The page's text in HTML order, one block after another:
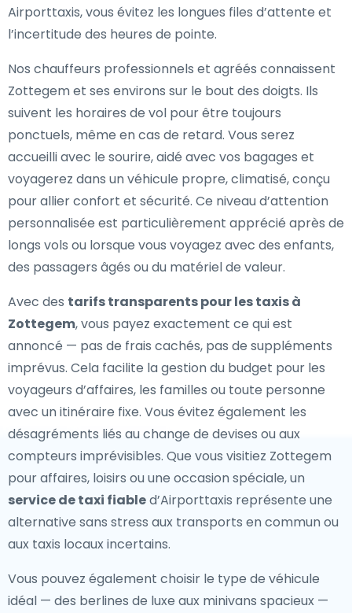
Airporttaxis, vous évitez les longues files d’attente et
l’incertitude des heures de pointe.
Nos chauffeurs professionnels et agréés connaissent
Zottegem et ses environs sur le bout des doigts. Ils
suivent les horaires de vol pour être toujours
ponctuels, même en cas de retard. Vous serez
accueilli avec le sourire, aidé avec vos bagages et
voyagerez dans un véhicule propre, climatisé, conçu
pour allier confort et sécurité. Ce niveau d’attention
personnalisée est particulièrement apprécié après de
longs vols ou lorsque vous voyagez avec des enfants,
des passagers âgés ou du matériel de valeur.
Avec des tarifs transparents pour les taxis à
Zottegem, vous payez exactement ce qui est
annoncé — pas de frais cachés, pas de suppléments
imprévus. Cela facilite la gestion du budget pour les
voyageurs d’affaires, les familles ou toute personne
avec un itinéraire fixe. Vous évitez également les
désagréments liés au change de devises ou aux
compteurs imprévisibles. Que vous visitiez Zottegem
pour affaires, loisirs ou une occasion spéciale, un
service de taxi fiabled’Airporttaxis représente une
alternative sans stress aux transports en commun ou
aux taxis locaux incertains.
Vous pouvez également choisir le type de véhicule
idéal — des berlines de luxe aux minivans spacieux —